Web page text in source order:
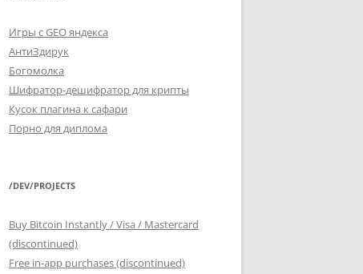
Игры с GEO яндекса
АнтиЗдирук
Богомолка
Шифратор-дешифратор для крипты
Кусок плагина к сафари
Порно для диплома
/DEV/PROJECTS
Buy Bitcoin Instantly / Visa / Mastercard
(discontinued)
Free in-app purchases (discontinued)